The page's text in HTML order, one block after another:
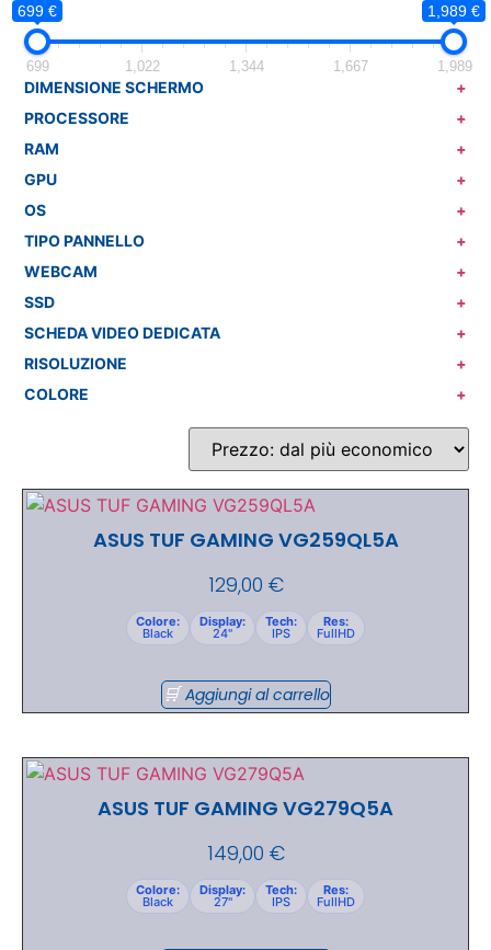
699 € 1,989 €
699 1,022 1,344 1,667 1,989
DIMENSIONE SCHERMO
+
PROCESSORE
+
RAM
+
GPU
+
OS
+
TIPO PANNELLO
+
WEBCAM
+
SSD
+
SCHEDA VIDEO DEDICATA
+
RISOLUZIONE
+
COLORE
+
ASUS TUF GAMING VG259QL5A
129,00 €
Colore:
Black
Display:
24"
Tech:
IPS
Res:
FullHD
Aggiungi al carrello
ASUS TUF GAMING VG279Q5A
149,00 €
Colore:
Black
Display:
27"
Tech:
IPS
Res:
FullHD